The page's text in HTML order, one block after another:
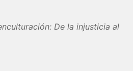
De la injusticia al